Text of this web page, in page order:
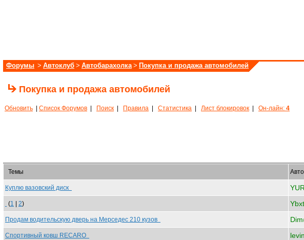
Форумы > Автоклуб > Автобарахолка > Покупка и продажа автомобилей
Покупка и продажа автомобилей
Обновить Список Форумов Поиск Правила Статистика Лист блокировок Он-лайн: 4
Темы
Куплю вазовский диск
(1 2) Ybxt
Продам водительскую дверь на Мерседес 210 кузов
Спортивный ковш RECARO